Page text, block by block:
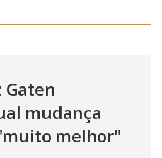
Gaten
mudança
melhor"